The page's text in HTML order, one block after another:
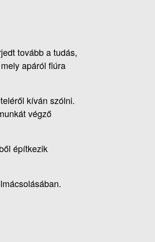
tovább a tudás,
apáról fiúra
kíván szólni.
végző
építkezik